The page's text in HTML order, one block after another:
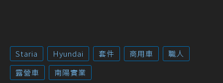
Staria Hyundai 套件 商用車
職人
露營車
南陽實業